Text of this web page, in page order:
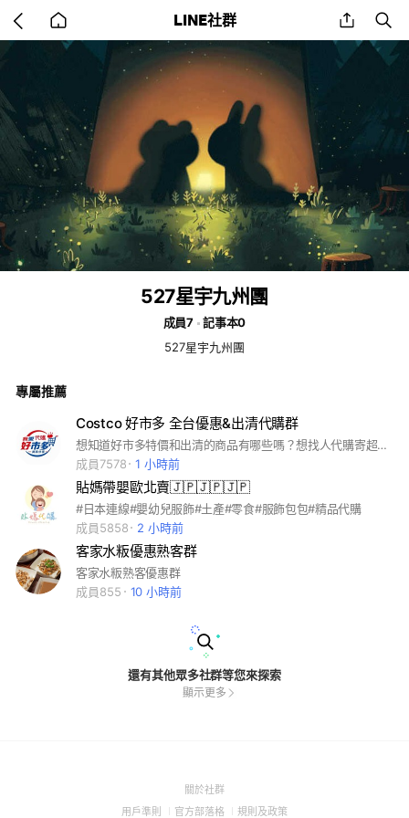
back
to
LINE社群 share
527星宇九州團
成員7
記事本0
527星宇九州團
專屬推薦
Costco 好市多 全台優惠&出清代購群
想知道好市多特價和出清的商品有哪些嗎？想找人代購寄超商店到店嗎？沒有會員想購買線上商品嗎？來加入這裡就對了。讓您省時又便利的買到好市多商品。 #高雄好市多#中華好市多#大順好市多#嘉義好市多#台南好市多#台中南屯好市多#北屯好市多#新竹好市多#中壢好市多#桃園#南崁好市多#中和好市多#新莊好市多#內湖好市多#北投好市多#汐止好市多
成員7578
1 小時前
貼媽帶嬰歐北賣🇯🇵🇯🇵🇯🇵
#日本連線#嬰幼兒服飾#土產#零食#服飾包包#精品代購
成員5858
2 小時前
客家水粄優惠熟客群
客家水粄熟客優惠群
成員855
10 小時前
還有其他眾多社群等您來探索
顯示更多
關於社群(Open
用戶準則 (Open
官方部落格 (Open
規則及政策(Open